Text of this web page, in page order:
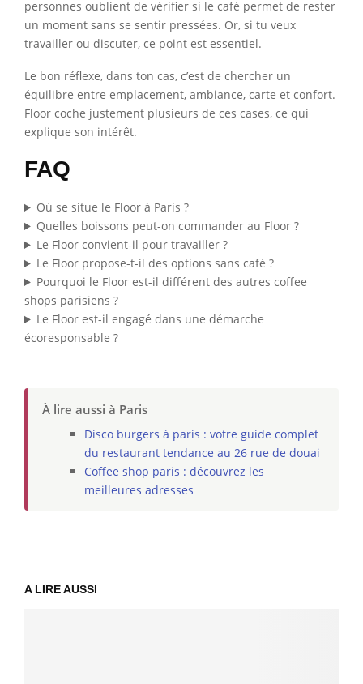
personnes oublient de vérifier si le café permet de rester
un moment sans se sentir pressées. Or, si tu veux
travailler ou discuter, ce point est essentiel.
Le bon réflexe, dans ton cas, c’est de chercher un
équilibre entre emplacement, ambiance, carte et confort.
Floor coche justement plusieurs de ces cases, ce qui
explique son intérêt.
FAQ
Où se situe le Floor à Paris ?
Quelles boissons peut-on commander au Floor ?
Le Floor convient-il pour travailler ?
Le Floor propose-t-il des options sans café ?
Pourquoi le Floor est-il différent des autres coffee
shops parisiens ?
Le Floor est-il engagé dans une démarche
écoresponsable ?
À lire aussi à Paris
Disco burgers à paris : votre guide complet
du restaurant tendance au 26 rue de douai
Coffee shop paris : découvrez les
meilleures adresses
A LIRE AUSSI